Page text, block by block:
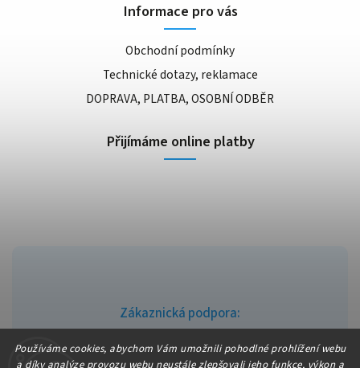
Používáme cookies, abychom Vám umožnili pohodlné prohlížení webu
a díky analýze provozu webu neustále zlepšovali jeho funkce, výkon a
Zákaznická podpora:
info@fajndrogerie.cz
Informace pro vás
Obchodní podmínky
Technické dotazy, reklamace
DOPRAVA, PLATBA, OSOBNÍ ODBĚR
Přijímáme online platby